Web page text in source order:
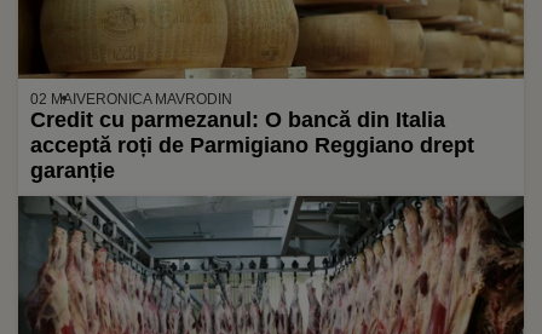
02 MAI VERONICA MAVRODIN
Credit cu parmezanul: O bancă din Italia
acceptă roți de Parmigiano Reggiano drept
garanție